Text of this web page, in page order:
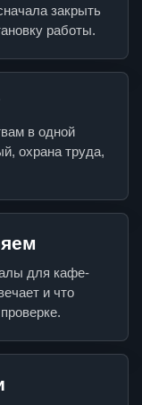
закрыть
работы.
в одной
охрана труда,
для кафе-
и что